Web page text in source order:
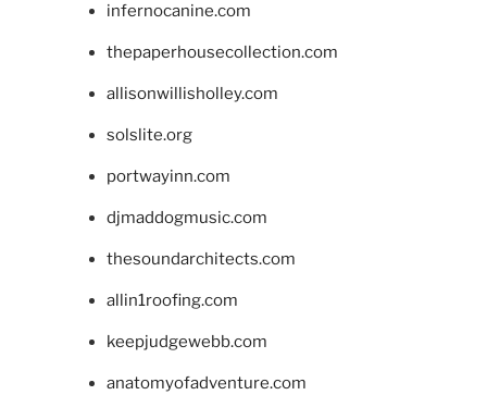
infernocanine.com
thepaperhousecollection.com
allisonwillisholley.com
solslite.org
portwayinn.com
djmaddogmusic.com
thesoundarchitects.com
allin1roofing.com
keepjudgewebb.com
anatomyofadventure.com